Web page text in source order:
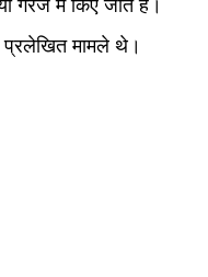
गैरेज में किए जाते हैं।
मामले थे।